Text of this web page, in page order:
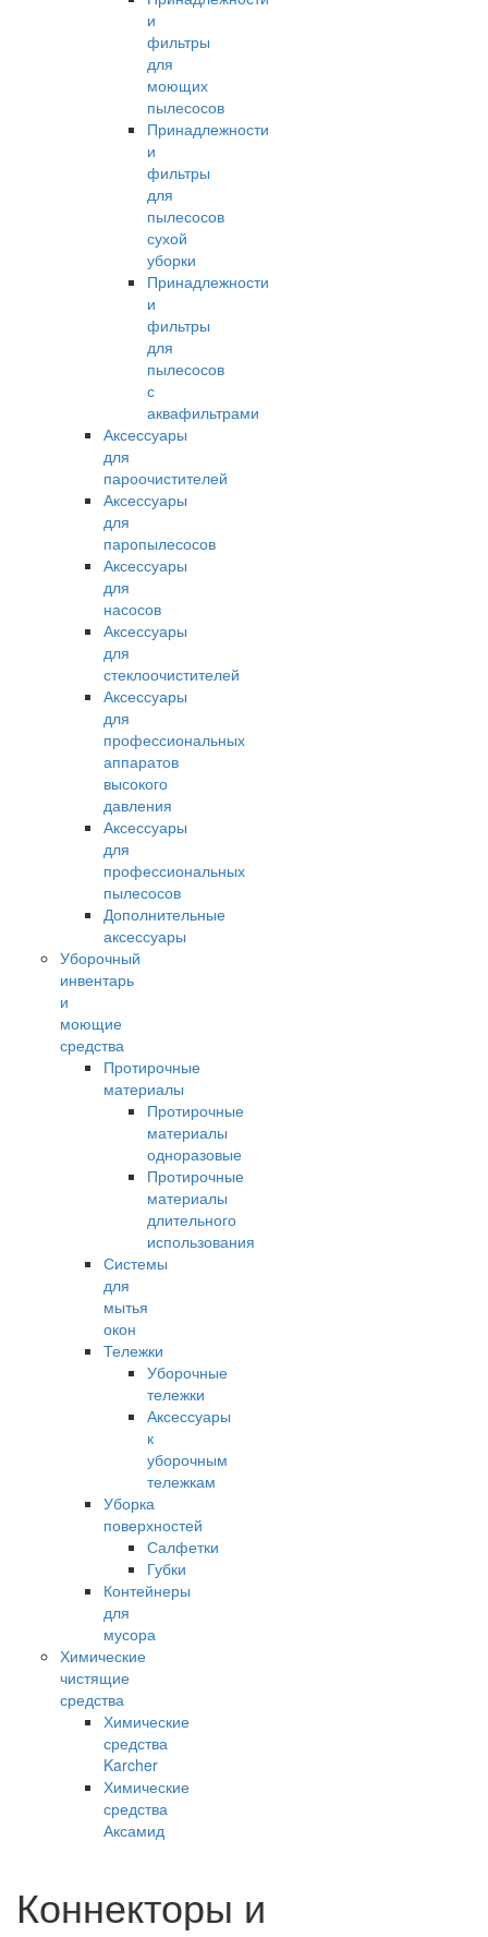
и
фильтры
для
моющих
пылесосов
Принадлежности
и
фильтры
для
пылесосов
сухой
уборки
Принадлежности
и
фильтры
для
пылесосов
с
аквафильтрами
Аксессуары
для
пароочистителей
Аксессуары
для
паропылесосов
Аксессуары
для
насосов
Аксессуары
для
стеклоочистителей
Аксессуары
для
профессиональных
аппаратов
высокого
давления
Аксессуары
для
профессиональных
пылесосов
Дополнительные
аксессуары
Уборочный
инвентарь
и
моющие
средства
Протирочные
материалы
Протирочные
материалы
одноразовые
Протирочные
материалы
длительного
использования
Системы
для
мытья
окон
Тележки
Уборочные
тележки
Аксессуары
к
уборочным
тележкам
Уборка
поверхностей
Салфетки
Губки
Контейнеры
для
мусора
Химические
чистящие
средства
Химические
средства
Karcher
Химические
средства
Аксамид
Коннекторы и